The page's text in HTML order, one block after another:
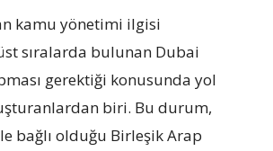
kamu yönetimi ilgisi
sıralarda bulunan Dubai
gerektiği konusunda yol
biri. Bu durum,
bağlı olduğu Birleşik Arap